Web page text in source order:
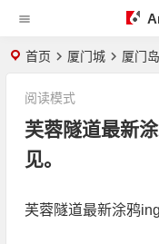
首页 厦门城 厦门岛
芙蓉隧道最新
见。
阅读模式
芙蓉隧道最新涂鸦